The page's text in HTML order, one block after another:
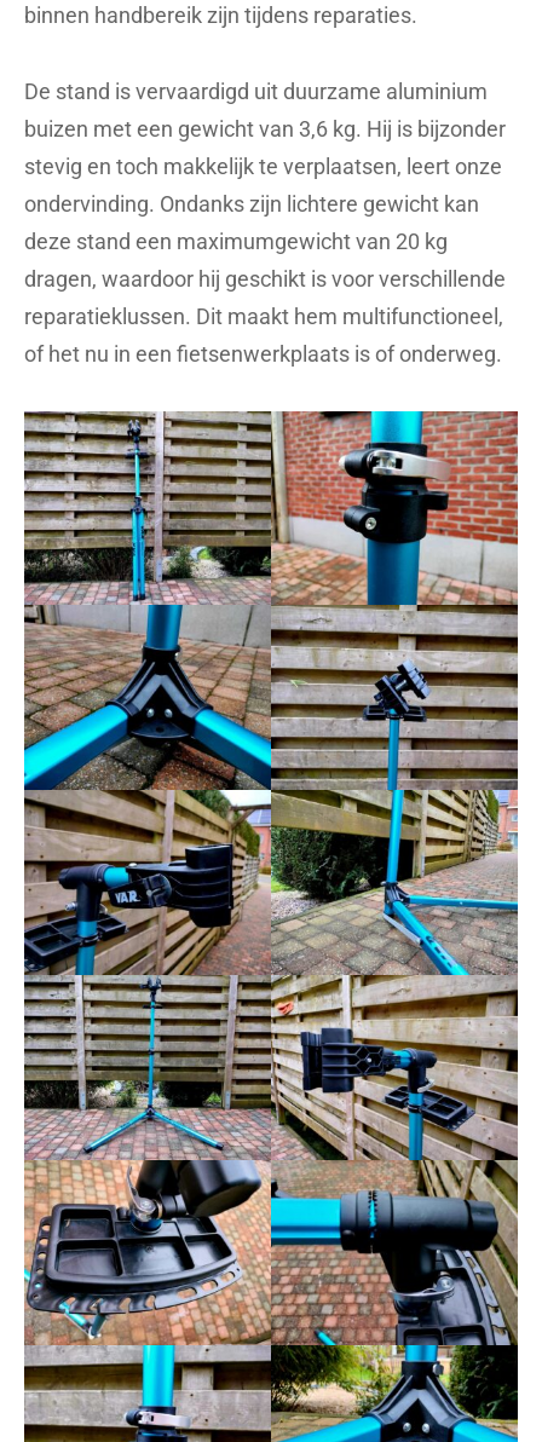
binnen handbereik zijn tijdens reparaties.
De stand is vervaardigd uit duurzame aluminium
buizen met een gewicht van 3,6 kg. Hij is bijzonder
stevig en toch makkelijk te verplaatsen, leert onze
ondervinding. Ondanks zijn lichtere gewicht kan
deze stand een maximumgewicht van 20 kg
dragen, waardoor hij geschikt is voor verschillende
reparatieklussen. Dit maakt hem multifunctioneel,
of het nu in een fietsenwerkplaats is of onderweg.